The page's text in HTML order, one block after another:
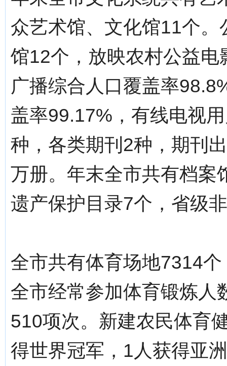
众艺术馆、文化馆11个
馆12个，放映农村公益
广播综合人口覆盖率
盖率99.17%，有线电视
种，各类期刊2种，期刊
万册。年末全市共有档案
遗产保护目录7个，省级
全市共有体育场地7314
全市经常参加体育锻炼人
510项次。新建农民体育
得世界冠军，1人获得亚